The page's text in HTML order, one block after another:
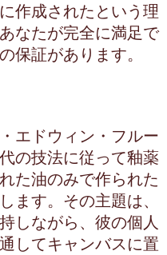
作成されたという理
なたが完全に満足で
保証があります。
エドウィン・フルー
の技法に従って釉薬
た油のみで作られた
ます。その主題は、
しながら、彼の個人
してキャンバスに置